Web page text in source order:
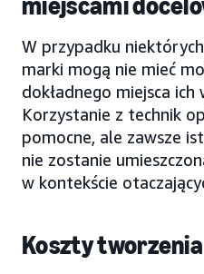
W przypadku
marki mogą nie mieć
dokładnego miejsca ich
Korzystanie z technik
pomocne, ale zawsze
nie zostanie
w kontekście
Koszty tworzenia